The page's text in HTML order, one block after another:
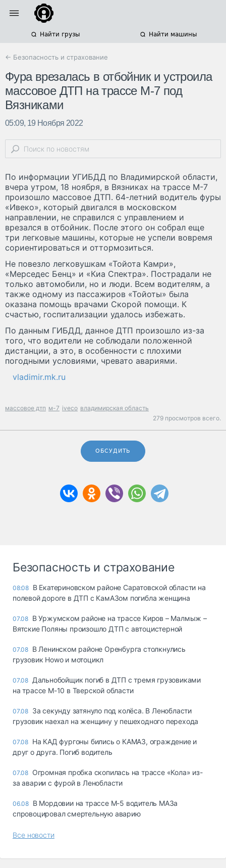
Найти грузы Найти машины
← Безопасность и страхование
Фура врезалась в отбойник и устроила
массовое ДТП на трассе М-7 под
Вязниками
05:09, 19 Ноября 2022
По информации УГИБДД по Владимирской области,
вчера утром, 18 ноября, в Вязниках на трассе М-7
произошло массовое ДТП. 64-летний водитель фуры
«Ивеко», который двигался в московском
направлении, не справился с управлением и
врезался в отбойник. После этого он собрал еще
три легковые машины, которые не успели вовремя
сориентироваться и оттормозиться.
Не повезло легковушкам «Тойота Камри»,
«Мерседес Бенц» и «Киа Спектра». Пострадали не
только автомобили, но и люди. Всем водителям, а
также одному из пассажиров «Тойоты» была
оказана помощь врачами Скорой помощи. К
счастью, госпитализации удалось избежать.
По данным ГИБДД, данное ДТП произошло из-за
того, что водители не соблюдали положенной
дистанции, а это, в особенности с плохими
погодными условиями, чревато авариями.
vladimir.mk.ru
массовое дтп м-7 iveco владимирская область
279 просмотров всего.
ОБСУДИТЬ
Безопасность и страхование
08:08 В Екатериновском районе Саратовской области на
полевой дороге в ДТП с КамАЗом погибла женщина
07.08 В Уржумском районе на трассе Киров – Малмыж –
Вятские Поляны произошло ДТП с автоцистерной
07.08 В Ленинском районе Оренбурга столкнулись
грузовик Howo и мотоцикл
07.08 Дальнобойщик погиб в ДТП с тремя грузовиками
на трассе М-10 в Тверской области
07.08 За секунду затянуло под колёса. В Ленобласти
грузовик наехал на женщину у пешеходного перехода
07.08 На КАД фургоны бились о КАМАЗ, ограждение и
друг о друга. Погиб водитель
07.08 Огромная пробка скопилась на трассе «Кола» из-
за аварии с фурой в Ленобласти
06.08 В Мордовии на трассе М-5 водитель МАЗа
спровоцировал смертельную аварию
Все новости